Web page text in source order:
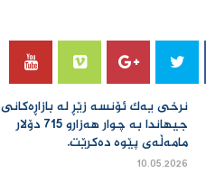
نرخی یەك ئۆنسە زێڕ لە بازاڕەكانی
جیهاندا بە چوار هەزارو 715 دۆلار
مامەڵەی پێوە دەكرێت.
10.05.2026